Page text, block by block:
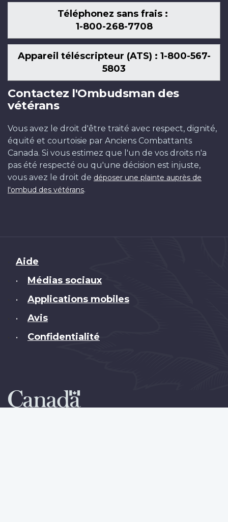
Téléphonez sans frais :
1-800-268-7708
Appareil téléscripteur (ATS) : 1-800-567-
5803
Contactez l'Ombudsman des
vétérans
Vous avez le droit d'être traité avec respect, dignité,
équité et courtoisie par Anciens Combattants
Canada. Si vous estimez que l'un de vos droits n'a
pas été respecté ou qu'une décision est injuste,
vous avez le droit de déposer une plainte auprès de
l'ombud des vétérans.
Brand
Aide
• Médias sociaux
• Applications mobiles
• Avis
• Confidentialité